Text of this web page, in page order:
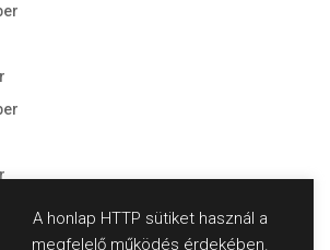
A honlap HTTP sütiket használ a
megfelelő működés érdekében.